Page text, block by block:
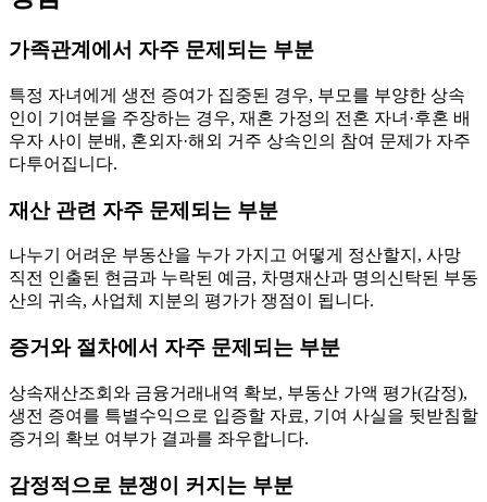
가족관계에서 자주 문제되는 부분
특정 자녀에게 생전 증여가 집중된 경우, 부모를 부양한 상속
인이 기여분을 주장하는 경우, 재혼 가정의 전혼 자녀·후혼 배
우자 사이 분배, 혼외자·해외 거주 상속인의 참여 문제가 자주
다투어집니다.
재산 관련 자주 문제되는 부분
나누기 어려운 부동산을 누가 가지고 어떻게 정산할지, 사망
직전 인출된 현금과 누락된 예금, 차명재산과 명의신탁된 부동
산의 귀속, 사업체 지분의 평가가 쟁점이 됩니다.
증거와 절차에서 자주 문제되는 부분
상속재산조회와 금융거래내역 확보, 부동산 가액 평가(감정),
생전 증여를 특별수익으로 입증할 자료, 기여 사실을 뒷받침할
증거의 확보 여부가 결과를 좌우합니다.
감정적으로 분쟁이 커지는 부분